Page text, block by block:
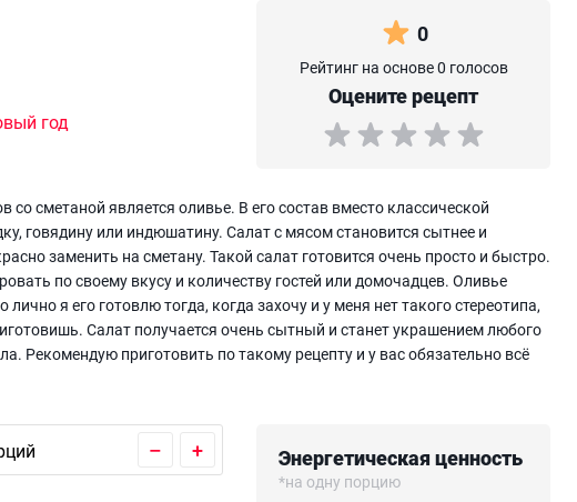
год
0
Рейтинг на основе 0 голосов
Оцените рецепт
со сметаной является оливье. В его состав вместо классической
говядину или индюшатину. Салат с мясом становится сытнее и
заменить на сметану. Такой салат готовится очень просто и быстро.
по своему вкусу и количеству гостей или домочадцев. Оливье
я его готовлю тогда, когда захочу и у меня нет такого стереотипа,
Салат получается очень сытный и станет украшением любого
Рекомендую приготовить по такому рецепту и у вас обязательно всё
– + Энергетическая ценность
*на одну порцию